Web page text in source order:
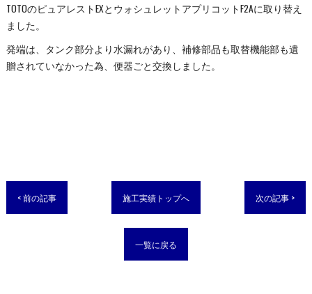
TOTOのピュアレストEXとウォシュレットアプリコットF2Aに取り替え
ました。
発端は、タンク部分より水漏れがあり、補修部品も取替機能部も遺
贈されていなかった為、便器ごと交換しました。
< 前の記事 施工実績トップへ 次の記事 >
一覧に戻る